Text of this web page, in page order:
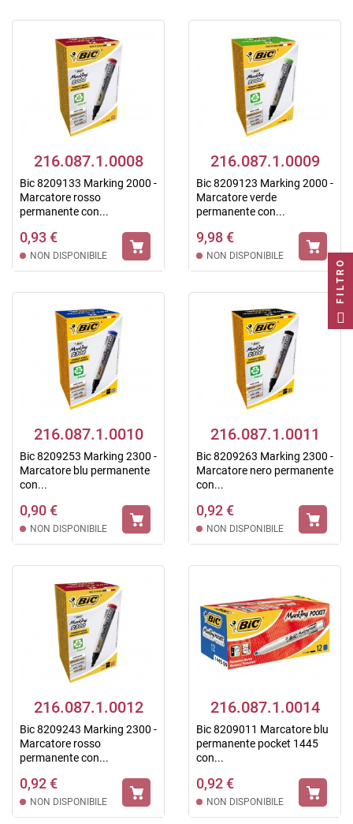
216.087.1.0008
Bic 8209133 Marking 2000 -
Marcatore rosso
permanente con...
0,93 €
NON DISPONIBILE
216.087.1.0009
Bic 8209123 Marking 2000 -
Marcatore verde
permanente con...
9,98 €
NON DISPONIBILE
216.087.1.0010
Bic 8209253 Marking 2300 -
Marcatore blu permanente
con...
0,90 €
NON DISPONIBILE
216.087.1.0011
Bic 8209263 Marking 2300 -
Marcatore nero permanente
con...
0,92 €
NON DISPONIBILE
216.087.1.0012
Bic 8209243 Marking 2300 -
Marcatore rosso
permanente con...
0,92 €
NON DISPONIBILE
216.087.1.0014
Bic 8209011 Marcatore blu
permanente pocket 1445
con...
0,92 €
NON DISPONIBILE
FILTRO